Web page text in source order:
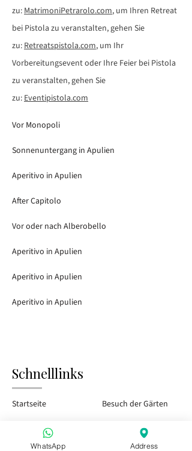
zu:MatrimoniPetrarolo.com, um Ihren Retreat
bei Pistola zu veranstalten, gehen Sie
zu:Retreatspistola.com, um Ihr
Vorbereitungsevent oder Ihre Feier bei Pistola
zu veranstalten, gehen Sie
zu:Eventipistola.com
Vor Monopoli
Sonnenuntergang in Apulien
Aperitivo in Apulien
After Capitolo
Vor oder nach Alberobello
Aperitivo in Apulien
Aperitivo in Apulien
Aperitivo in Apulien
Schnelllinks
Startseite
Tasting Bar
Besuch der Gärten
WhatsApp Address